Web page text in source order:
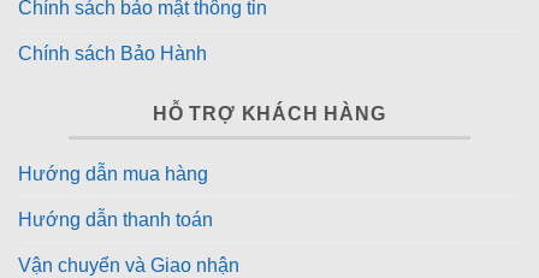
Chính sách bảo mật thông tin
Chính sách Bảo Hành
HỖ TRỢ KHÁCH HÀNG
Hướng dẫn mua hàng
Hướng dẫn thanh toán
Vận chuyển và Giao nhận